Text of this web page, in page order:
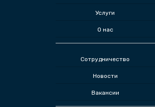
Услуги
О нас
Сотрудничество
Новости
Вакансии